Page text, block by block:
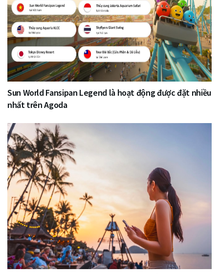
Sun World Fansipan Legend là hoạt động được đặt nhiều
nhất trên Agoda